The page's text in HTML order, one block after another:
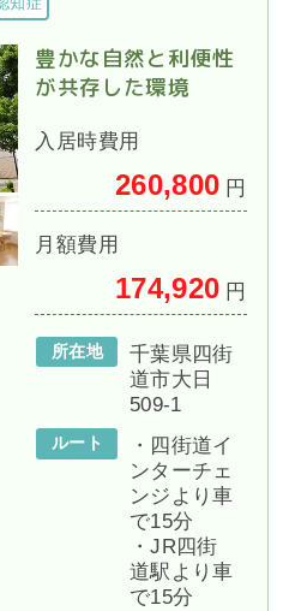
豊かな自然と利便性
が共存した環境
入居時費用
260,800 円
月額費用
174,920 円
所在地
千葉県四街
道市大日
509-1
ルート
・四街道イ
ンターチェ
ンジより車
で15分
・JR四街
道駅より車
で15分